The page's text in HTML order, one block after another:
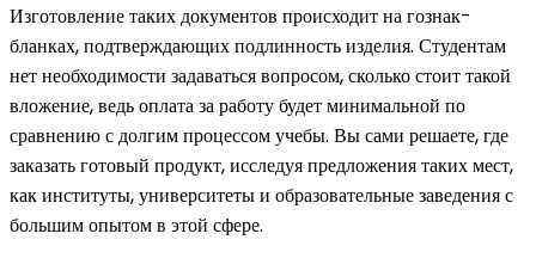
Изготовление таких документов происходит на гознак-
бланках, подтверждающих подлинность изделия. Студентам
нет необходимости задаваться вопросом, сколько стоит такой
вложение, ведь оплата за работу будет минимальной по
сравнению с долгим процессом учебы. Вы сами решаете, где
заказать готовый продукт, исследуя предложения таких мест,
как институты, университеты и образовательные заведения с
большим опытом в этой сфере.